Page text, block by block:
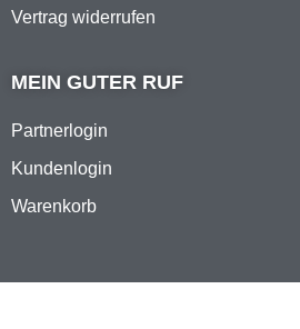
Vertrag widerrufen
MEIN GUTER RUF
Partnerlogin
Kundenlogin
Warenkorb